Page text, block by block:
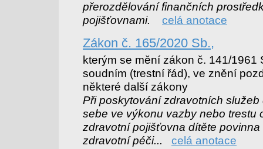
přerozdělování finančních
pojišťovnami.
celá anotace
Zákon č. 165/2020 Sb.,
kterým se mění zákon č. 141/1961
soudním (trestní řád), ve znění
některé další zákony
Při poskytování zdravotních služeb
sebe ve výkonu vazby nebo trestu
zdravotní pojišťovna dítěte
zdravotní péči...
celá anotace